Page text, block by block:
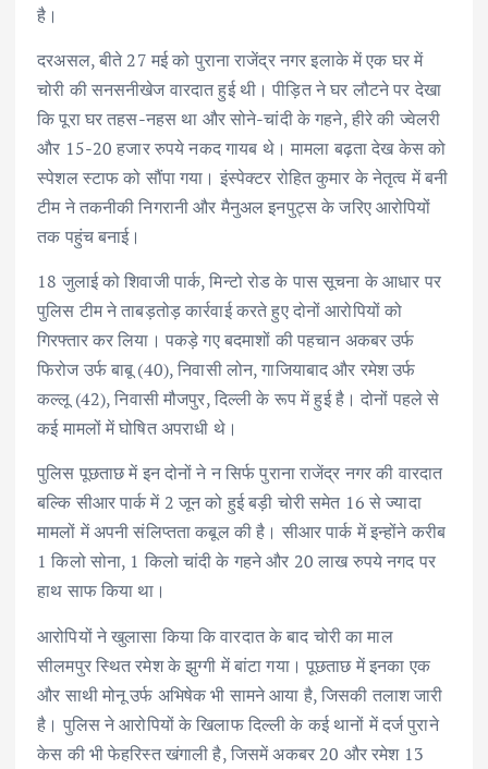
है।
दरअसल, बीते 27 मई को पुराना राजेंद्र नगर इलाके में एक घर में
चोरी की सनसनीखेज वारदात हुई थी। पीड़ित ने घर लौटने पर देखा
कि पूरा घर तहस-नहस था और सोने-चांदी के गहने, हीरे की ज्वेलरी
और 15-20 हजार रुपये नकद गायब थे। मामला बढ़ता देख केस को
स्पेशल स्टाफ को सौंपा गया। इंस्पेक्टर रोहित कुमार के नेतृत्व में बनी
टीम ने तकनीकी निगरानी और मैनुअल इनपुट्स के जरिए आरोपियों
तक पहुंच बनाई।
18 जुलाई को शिवाजी पार्क, मिन्टो रोड के पास सूचना के आधार पर
पुलिस टीम ने ताबड़तोड़ कार्रवाई करते हुए दोनों आरोपियों को
गिरफ्तार कर लिया। पकड़े गए बदमाशों की पहचान अकबर उर्फ
फिरोज उर्फ बाबू (40), निवासी लोन, गाजियाबाद और रमेश उर्फ
कल्लू (42), निवासी मौजपुर, दिल्ली के रूप में हुई है। दोनों पहले से
कई मामलों में घोषित अपराधी थे।
पुलिस पूछताछ में इन दोनों ने न सिर्फ पुराना राजेंद्र नगर की वारदात
बल्कि सीआर पार्क में 2 जून को हुई बड़ी चोरी समेत 16 से ज्यादा
मामलों में अपनी संलिप्तता कबूल की है। सीआर पार्क में इन्होंने करीब
1 किलो सोना, 1 किलो चांदी के गहने और 20 लाख रुपये नगद पर
हाथ साफ किया था।
आरोपियों ने खुलासा किया कि वारदात के बाद चोरी का माल
सीलमपुर स्थित रमेश के झुग्गी में बांटा गया। पूछताछ में इनका एक
और साथी मोनू उर्फ अभिषेक भी सामने आया है, जिसकी तलाश जारी
है। पुलिस ने आरोपियों के खिलाफ दिल्ली के कई थानों में दर्ज पुराने
केस की भी फेहरिस्त खंगाली है, जिसमें अकबर 20 और रमेश 13